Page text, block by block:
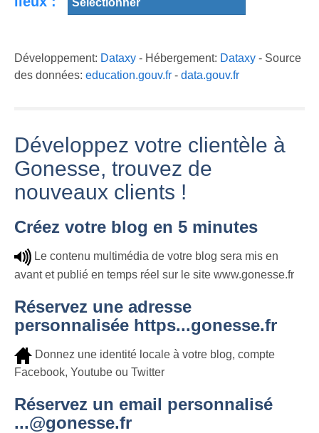
Développement: Dataxy - Hébergement: Dataxy - Source
des données: education.gouv.fr - data.gouv.fr
Développez votre clientèle à
Gonesse, trouvez de
nouveaux clients !
Créez votre blog en 5 minutes
Le contenu multimédia de votre blog sera mis en
avant et publié en temps réel sur le site www.gonesse.fr
Réservez une adresse
personnalisée https...gonesse.fr
Donnez une identité locale à votre blog, compte
Facebook, Youtube ou Twitter
Réservez un email personnalisé
...@gonesse.fr